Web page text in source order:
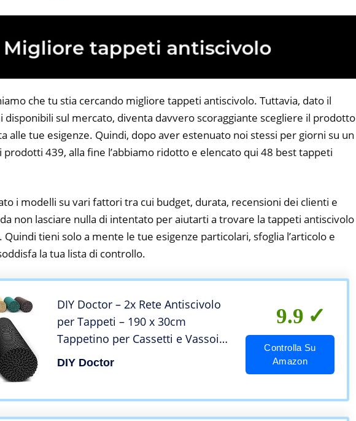
che tu stia cercando migliore tappeti antiscivolo. Tuttavia, dato il
disponibili sul mercato, diventa davvero scoraggiante scegliere il prodotto
alle tue esigenze. Quindi, dopo aver estenuato noi stessi per giorni su un
439, alla fine l’abbiamo ridotto e elencato qui 48 best tappeti
i modelli su vari fattori tra cui budget, durata, recensioni dei clienti e
non lasciare nulla di intentato per aiutarti a trovare la tappeti antiscivolo
Quindi tieni solo a mente le tue esigenze particolari, sfoglia l’articolo e
la tua lista di controllo.
DIY Doctor – 2x Rete Antiscivolo
per Tappeti – 190 x 30cm
Tappetino per Cassetti e Vassoi
Regolabile – Sottotappeto – Nero
DIY Doctor
9.9
Controlla Su
Amazon